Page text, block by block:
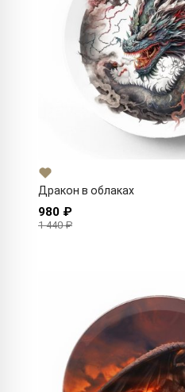
Дракон в облаках
980 ₽
1 440 ₽